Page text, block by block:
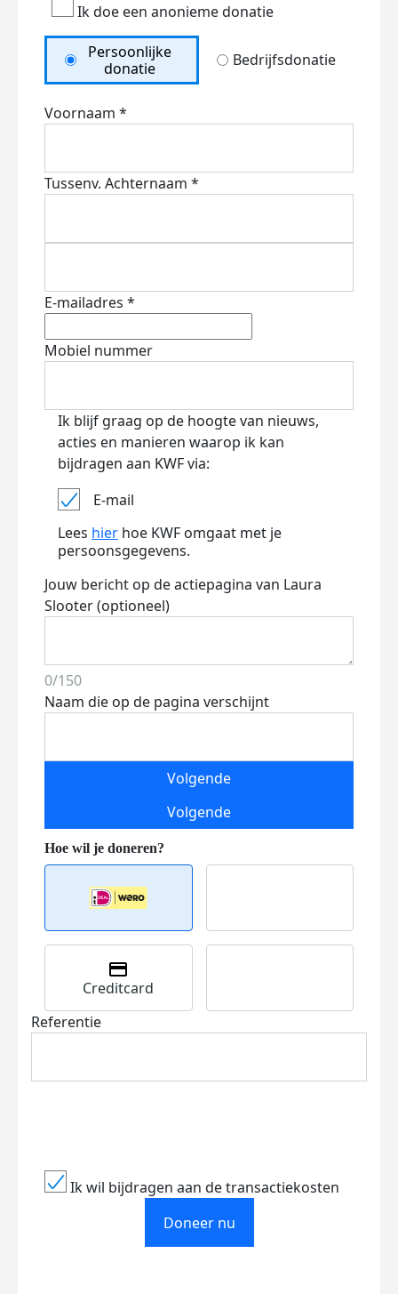
Ik doe een anonieme donatie
Persoonlijke
donatie
Bedrijfsdonatie
Voornaam *
Tussenv. Achternaam *
E-mailadres *
Mobiel nummer
Ik blijf graag op de hoogte van nieuws,
acties en manieren waarop ik kan
bijdragen aan KWF via:
E-mail
Lees hier hoe KWF omgaat met je
persoonsgegevens.
Jouw bericht op de actiepagina van Laura
Slooter (optioneel)
0/150
Naam die op de pagina verschijnt
Volgende
Volgende
Creditcard
Referentie
Ik wil bijdragen aan de transactiekosten
Doneer nu